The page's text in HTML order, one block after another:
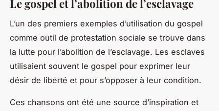
Le gospel et l’abolition de l’esclavage
L’un des premiers exemples d’utilisation du gospel
comme outil de protestation sociale se trouve dans
la lutte pour l’abolition de l’esclavage. Les esclaves
utilisaient souvent le gospel pour exprimer leur
désir de liberté et pour s’opposer à leur condition.
Ces chansons ont été une source d’inspiration et